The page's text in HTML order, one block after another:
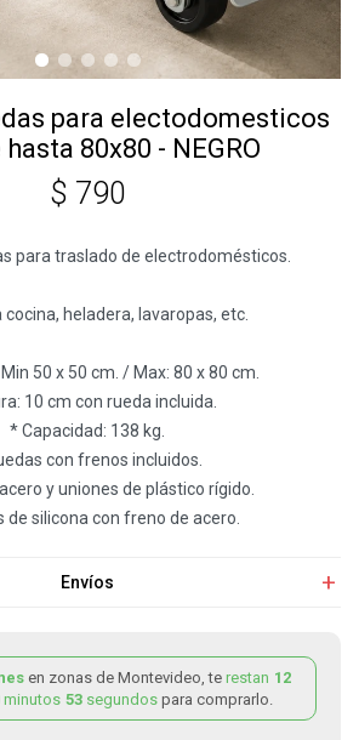
para electodomesticos
80x80 - NEGRO
$ 790
para traslado de electrodomésticos.
cocina, heladera, lavaropas, etc.
50 x 50 cm. / Max: 80 x 80 cm.
10 cm con rueda incluida.
* Capacidad: 138 kg.
con frenos incluidos.
y uniones de plástico rígido.
de silicona con freno de acero.
Envíos
en zonas de Montevideo, te restan 12
minutos 53 segundos para comprarlo.